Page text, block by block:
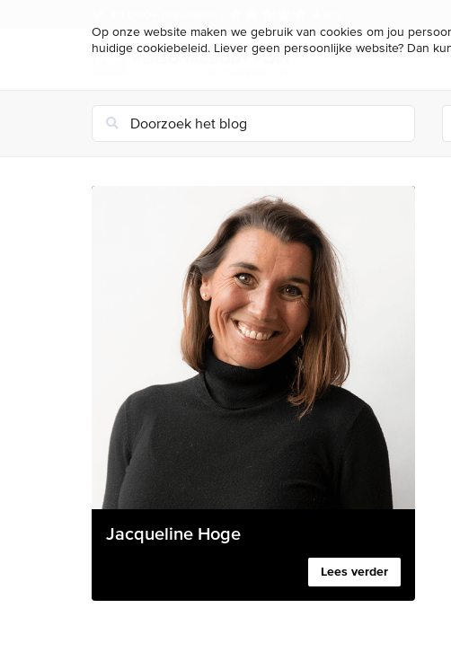
Jacqueline Hoge
Lees verder
Op onze website maken we gebruik van cookies om jou
huidige cookiebeleid. Liever geen persoonlijke website? Dan